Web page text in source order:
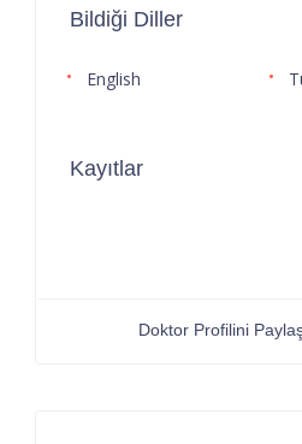
Bildiği Diller
English
Kayıtlar
Doktor Profilini